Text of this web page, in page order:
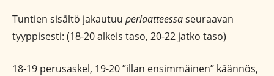
Tuntien sisältö jakautuu periaatteessaseuraavan
tyyppisesti: (18-20 alkeis taso, 20-22 jatko taso)
18-19 perusaskel, 19-20 ”illan ensimmäinen” käännös,